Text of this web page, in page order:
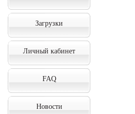
Загрузки
Личный кабинет
FAQ
Новости